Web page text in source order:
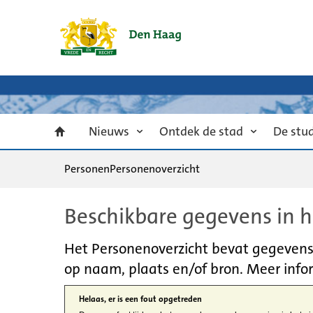
Nieuws Ontdek de stad De
PersonenPersonenoverzicht
Beschikbare gegevens in
Het Personenoverzicht bevat
op naam, plaats en/of bron. Meer
Helaas, er is een fout opgetreden